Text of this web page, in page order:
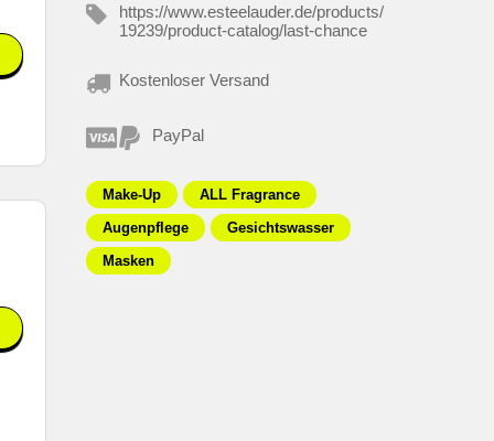
https://www.esteelauder.de/products/
19239/product-catalog/last-chance
Kostenloser Versand
PayPal
Make-Up
ALL Fragrance
Augenpflege
Gesichtswasser
Masken